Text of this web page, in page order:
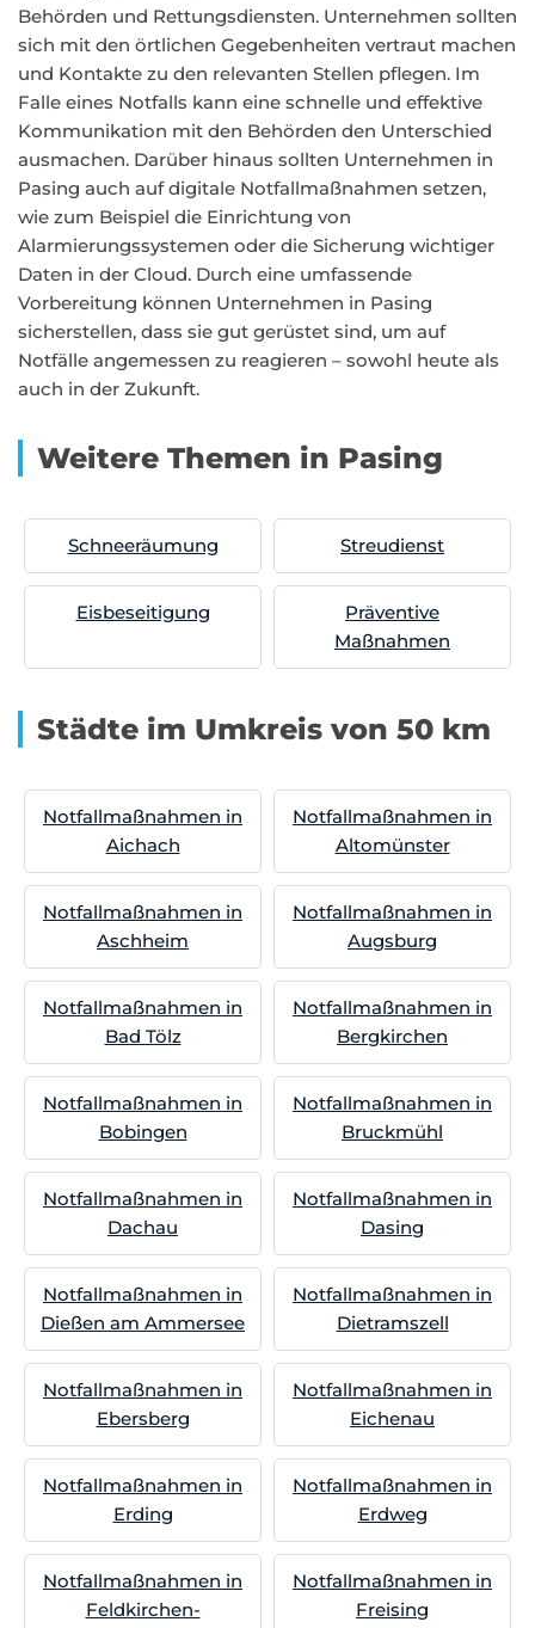
Behörden und Rettungsdiensten. Unternehmen sollten
sich mit den örtlichen Gegebenheiten vertraut machen
und Kontakte zu den relevanten Stellen pflegen. Im
Falle eines Notfalls kann eine schnelle und effektive
Kommunikation mit den Behörden den Unterschied
ausmachen. Darüber hinaus sollten Unternehmen in
Pasing auch auf digitale Notfallmaßnahmen setzen,
wie zum Beispiel die Einrichtung von
Alarmierungssystemen oder die Sicherung wichtiger
Daten in der Cloud. Durch eine umfassende
Vorbereitung können Unternehmen in Pasing
sicherstellen, dass sie gut gerüstet sind, um auf
Notfälle angemessen zu reagieren – sowohl heute als
auch in der Zukunft.
Weitere Themen in Pasing
Schneeräumung Streudienst
Eisbeseitigung
Präventive
Maßnahmen
Städte im Umkreis von 50 km
Notfallmaßnahmen in
Aichach
Notfallmaßnahmen in
Altomünster
Notfallmaßnahmen in
Aschheim
Notfallmaßnahmen in
Augsburg
Notfallmaßnahmen in
Bad Tölz
Notfallmaßnahmen in
Bergkirchen
Notfallmaßnahmen in
Bobingen
Notfallmaßnahmen in
Bruckmühl
Notfallmaßnahmen in
Dachau
Notfallmaßnahmen in
Dasing
Notfallmaßnahmen in
Dießen am Ammersee
Notfallmaßnahmen in
Dietramszell
Notfallmaßnahmen in
Ebersberg
Notfallmaßnahmen in
Eichenau
Notfallmaßnahmen in
Erding
Notfallmaßnahmen in
Erdweg
Notfallmaßnahmen in
Feldkirchen-
Notfallmaßnahmen in
Freising